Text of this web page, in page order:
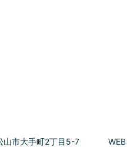
山市大手町2丁目5-7 WEB